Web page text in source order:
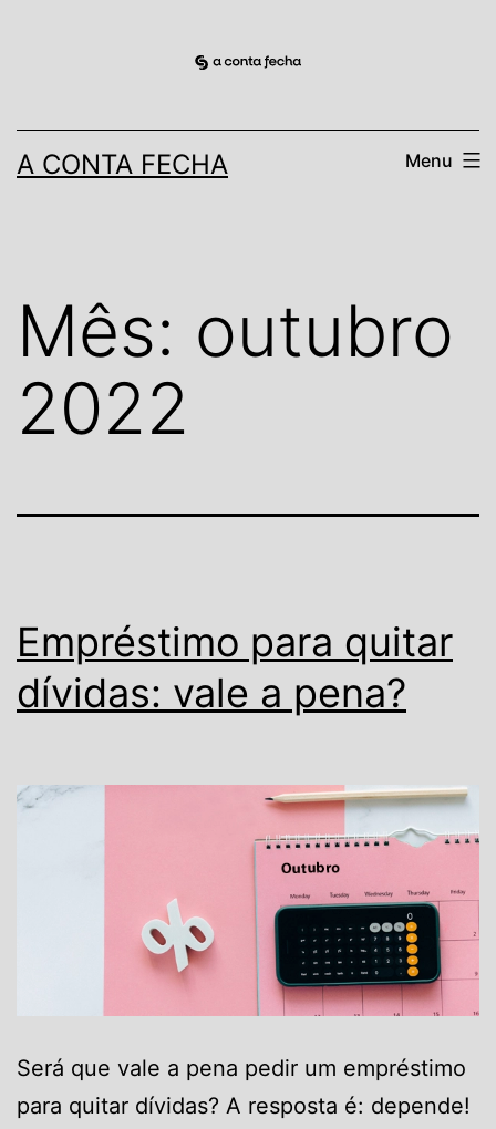
conteúdo
A CONTA FECHA Menu
Mês: outubro
2022
Empréstimo para quitar
dívidas: vale a pena?
Será que vale a pena pedir um empréstimo
para quitar dívidas? A resposta é: depende!